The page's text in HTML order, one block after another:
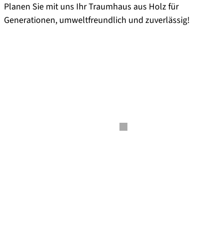
Planen Sie mit uns Ihr Traumhaus aus Holz für
Generationen, umweltfreundlich und zuverlässig!